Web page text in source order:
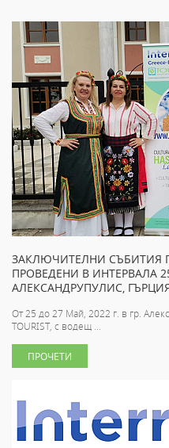
ЗАКЛЮЧИТЕЛНИ СЪБИТИЯ
ПРОВЕДЕНИ В ИНТЕРВАЛА
АЛЕКСАНДРУПУЛИС,
От 25 до 27 Май, 2022 г. в гр.
TOURIST, с водещ ...
ПРОЧЕТИ